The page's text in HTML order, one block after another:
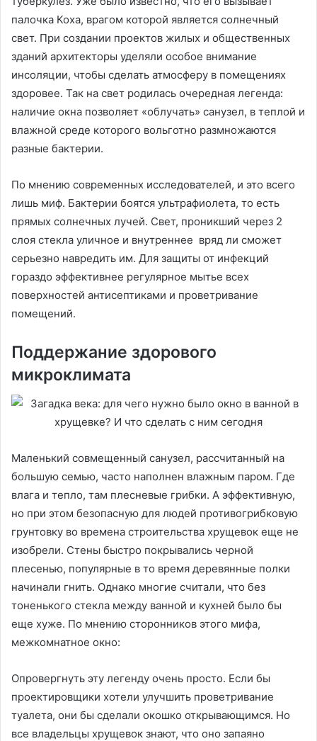
палочка Коха, врагом которой является солнечный
свет. При создании проектов жилых и общественных
зданий архитекторы уделяли особое внимание
инсоляции, чтобы сделать атмосферу в помещениях
здоровее. Так на свет родилась очередная легенда:
наличие окна позволяет «облучать» санузел, в теплой и
влажной среде которого вольготно размножаются
разные бактерии.
По мнению современных исследователей, и это всего
лишь миф. Бактерии боятся ультрафиолета, то есть
прямых солнечных лучей. Свет, проникший через 2
слоя стекла уличное и внутреннее вряд ли сможет
серьезно навредить им. Для защиты от инфекций
гораздо эффективнее регулярное мытье всех
поверхностей антисептиками и проветривание
помещений.
Поддержание здорового
микроклимата
Маленький совмещенный санузел, рассчитанный на
большую семью, часто наполнен влажным паром. Где
влага и тепло, там плесневые грибки. А эффективную,
но при этом безопасную для людей противогрибковую
грунтовку во времена строительства хрущевок еще не
изобрели. Стены быстро покрывались черной
плесенью, популярные в то время деревянные полки
начинали гнить. Однако многие считали, что без
тоненького стекла между ванной и кухней было бы
еще хуже. По мнению сторонников этого мифа,
межкомнатное окно:
Опровергнуть эту легенду очень просто. Если бы
проектировщики хотели улучшить проветривание
туалета, они бы сделали окошко открывающимся. Но
все владельцы хрущевок знают, что оно запаяно